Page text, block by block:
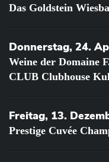
Das Goldstein
Donnerstag, 24.
Weine der Domaine
CLUB Clubhouse
Freitag, 13.
Prestige Cuvée